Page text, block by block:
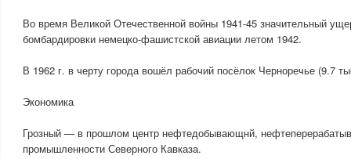
Во время Великой Отечественной войны 1941-45 значительный
бомбардировки немецко-фашистской авиации летом 1942.
В 1962 г. в черту города вошёл рабочий посёлок Черноречье (9.7
Экономика
Грозный — в прошлом центр нефтедобывающнй,
промышленности Северного Кавказа.